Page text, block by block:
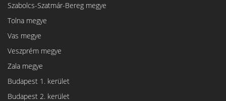
Szabolcs-Szatmár-Bereg megye
Tolna megye
Vas megye
Veszprém megye
Zala megye
Budapest 1. kerület
Budapest 2. kerület